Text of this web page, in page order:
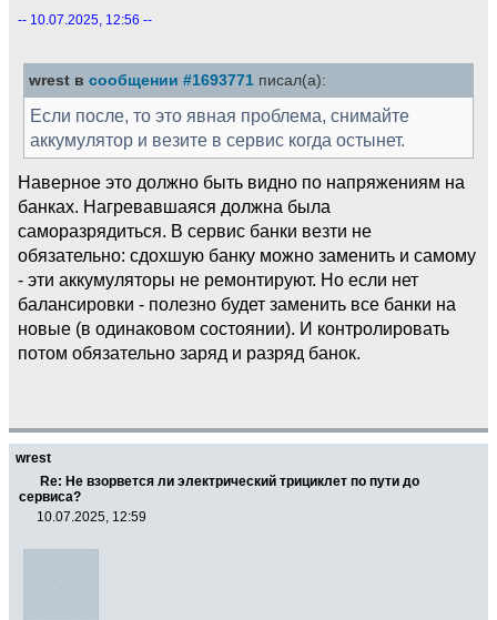
-- 10.07.2025, 12:56 --
wrest в сообщении #1693771 писал(а):
Если после, то это явная проблема, снимайте
аккумулятор и везите в сервис когда остынет.
Наверное это должно быть видно по напряжениям на
банках. Нагревавшаяся должна была
саморазрядиться. В сервис банки везти не
обязательно: сдохшую банку можно заменить и самому
- эти аккумуляторы не ремонтируют. Но если нет
балансировки - полезно будет заменить все банки на
новые (в одинаковом состоянии). И контролировать
потом обязательно заряд и разряд банок.
wrest
Re: Не взорвется ли электрический трициклет по пути до
сервиса?
10.07.2025, 12:59